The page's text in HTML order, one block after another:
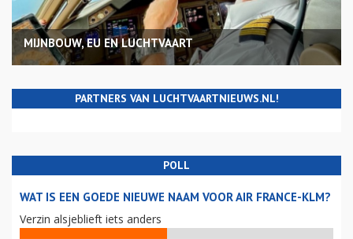
MIJNBOUW, EU EN LUCHTVAART
PARTNERS VAN LUCHTVAARTNIEUWS.NL!
POLL
WAT IS EEN GOEDE NIEUWE NAAM VOOR AIR FRANCE-KLM?
Verzin alsjeblieft iets anders